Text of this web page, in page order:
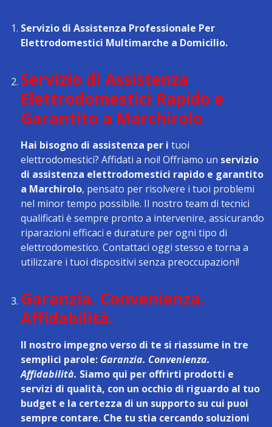
Servizio di Assistenza Professionale Per
Elettrodomestici Multimarche a Domicilio.
Servizio di Assistenza
Elettrodomestici Rapido e
Garantito a Marchirolo
Hai bisogno di assistenza per i tuoi
elettrodomestici? Affidati a noi! Offriamo un servizio
di assistenza elettrodomestici rapido e garantito
a Marchirolo, pensato per risolvere i tuoi problemi
nel minor tempo possibile. Il nostro team di tecnici
qualificati è sempre pronto a intervenire, assicurando
riparazioni efficaci e durature per ogni tipo di
elettrodomestico. Contattaci oggi stesso e torna a
utilizzare i tuoi dispositivi senza preoccupazioni!
Garanzia. Convenienza.
Affidabilità.
Il nostro impegno verso di te si riassume in tre
semplici parole: Garanzia. Convenienza.
Affidabilità. Siamo qui per offrirti prodotti e
servizi di qualità, con un occhio di riguardo al tuo
budget e la certezza di un supporto su cui puoi
sempre contare. Che tu stia cercando soluzioni